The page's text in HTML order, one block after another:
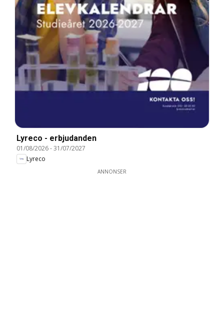
Lyreco - erbjudanden
01/08/2026-31/07/2027
Lyreco
ANNONSER